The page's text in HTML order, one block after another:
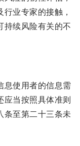
业专家的接触，
持续风险有关的不
使用者的信息需
当按照具体准则
条至第二十三条未